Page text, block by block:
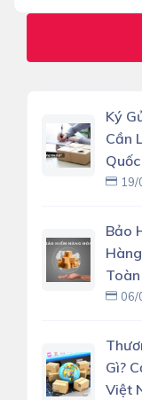
Ký
Cần
Quốc
19/
Bảo
Toàn
06/
Gì?
Việt